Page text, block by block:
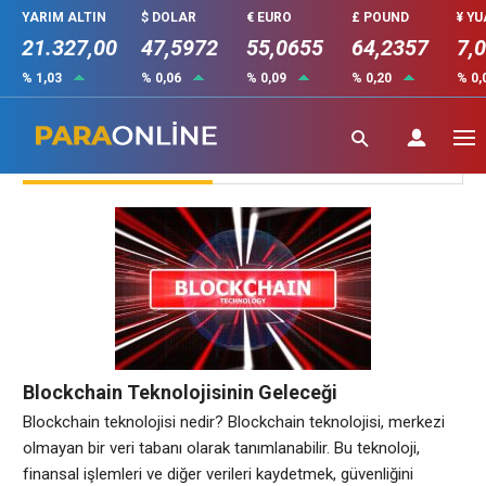
YARIM ALTIN
21.327,00
% 1,03
$ DOLAR
47,5972
% 0,06
€ EURO
55,0655
% 0,09
£ POUND
64,2357
% 0,20
¥
%
Blockhaın
Blockchain Teknolojisinin Geleceği
Blockchain teknolojisi nedir? Blockchain teknolojisi, merkezi
olmayan bir veri tabanı olarak tanımlanabilir. Bu teknoloji,
finansal işlemleri ve diğer verileri kaydetmek, güvenliğini